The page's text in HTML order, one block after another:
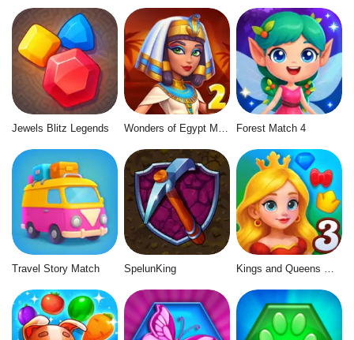
Jewels Blitz Legends Forest Match 4
Travel Story Match SpelunKing